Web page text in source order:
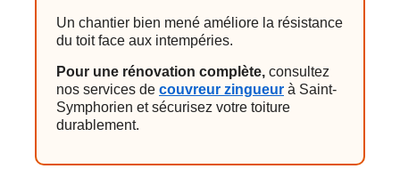
Un chantier bien mené améliore la résistance
du toit face aux intempéries.
Pour une rénovation complète, consultez
nos services de couvreur zingueur à Saint-
Symphorien et sécurisez votre toiture
durablement.